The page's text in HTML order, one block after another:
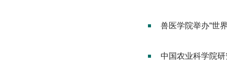
兽医学院举办“世
中国农业科学院